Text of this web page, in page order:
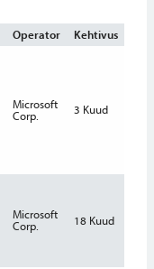
Operator Kehtivus
Microsoft
Corp.
3 Kuud
Microsoft
Corp.
18 Kuud